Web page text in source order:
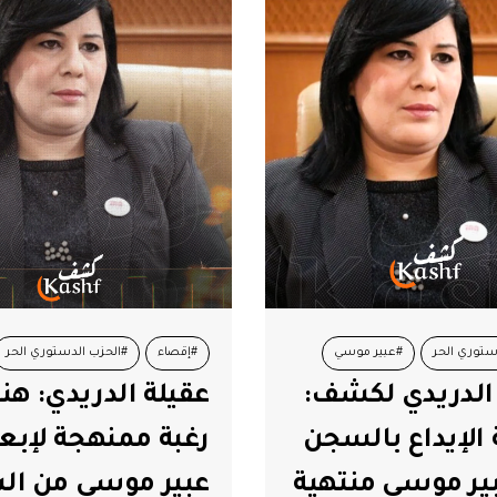
الحر #عبير موسي
#محكمة الإستئناف
الدريدي لكشف:
الإيداع بالسجن
موسي منتهية
#إقصاء #الحزب الدستوري الحر
#انتخابات رئاسية 2024 #عبير
#عقيلة الدريدي
عقيلة الدريدي:
رغبة ممنهجة
عبير موسي من